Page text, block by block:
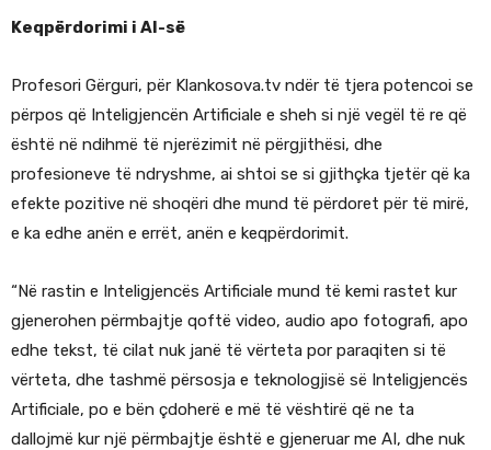
Keqpërdorimi i AI-së
Profesori Gërguri, për Klankosova.tv ndër të tjera potencoi se
përpos që Inteligjencën Artificiale e sheh si një vegël të re që
është në ndihmë të njerëzimit në përgjithësi, dhe
profesioneve të ndryshme, ai shtoi se si gjithçka tjetër që ka
efekte pozitive në shoqëri dhe mund të përdoret për të mirë,
e ka edhe anën e errët, anën e keqpërdorimit.
“Në rastin e Inteligjencës Artificiale mund të kemi rastet kur
gjenerohen përmbajtje qoftë video, audio apo fotografi, apo
edhe tekst, të cilat nuk janë të vërteta por paraqiten si të
vërteta, dhe tashmë përsosja e teknologjisë së Inteligjencës
Artificiale, po e bën çdoherë e më të vështirë që ne ta
dallojmë kur një përmbajtje është e gjeneruar me AI, dhe nuk